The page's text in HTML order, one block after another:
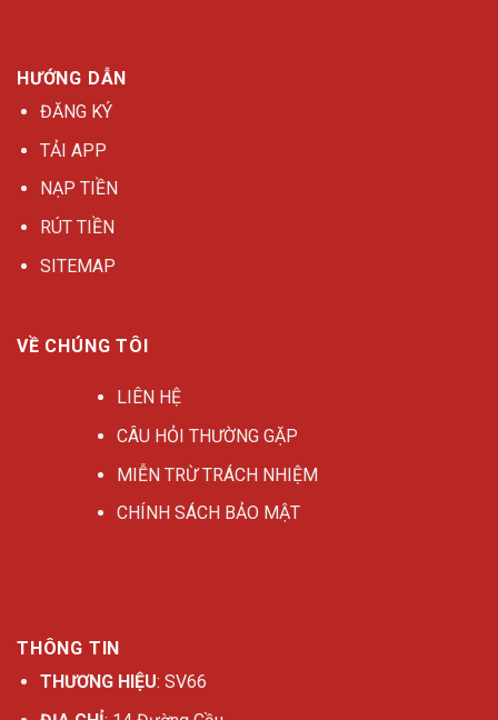
HƯỚNG DẪN
ĐĂNG KÝ
TẢI APP
NẠP TIỀN
RÚT TIỀN
SITEMAP
VỀ CHÚNG TÔI
LIÊN HỆ
CÂU HỎI THƯỜNG GẶP
MIỄN TRỪ TRÁCH NHIỆM
CHÍNH SÁCH BẢO MẬT
THÔNG TIN
THƯƠNG HIỆU: SV66